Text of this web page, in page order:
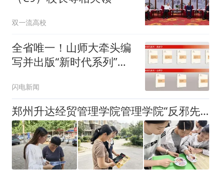
双一流高校
全省唯一！山师大牵头编
写并出版“新时代系列”教
闪电新闻
郑州升达经贸管理学院管理学院“反邪先锋”宣讲团开展暑期反邪教社会实践活动